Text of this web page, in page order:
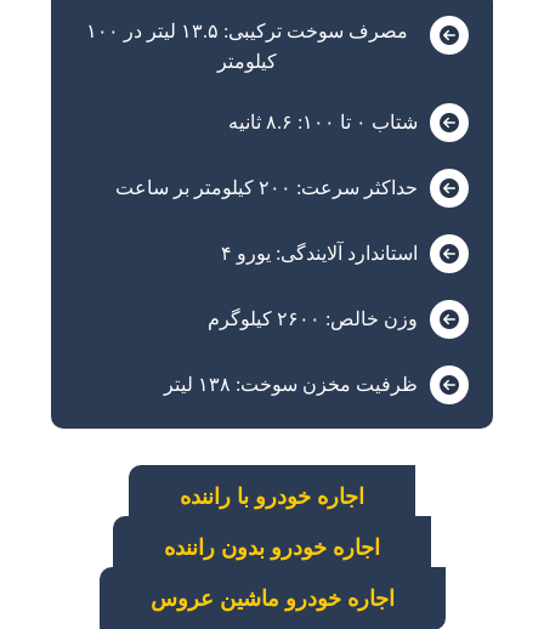
مصرف سوخت ترکیبی: ۱۳.۵ لیتر در ۱۰۰
کیلومتر
شتاب ۰ تا ۱۰۰: ۸.۶ ثانیه
حداکثر سرعت: ۲۰۰ کیلومتر بر ساعت
استاندارد آلایندگی: یورو ۴
وزن خالص: ۲۶۰۰ کیلوگرم
ظرفیت مخزن سوخت: ۱۳۸ لیتر
اجاره خودرو با راننده
اجاره خودرو بدون راننده
اجاره خودرو ماشین عروس